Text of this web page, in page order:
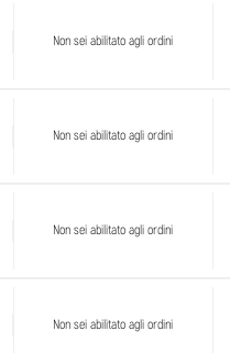
Non sei abilitato agli ordini
Non sei abilitato agli ordini
Non sei abilitato agli ordini
Non sei abilitato agli ordini